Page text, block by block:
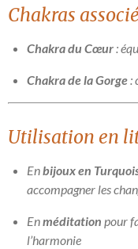
Chakras
Chakra du Cœur:
Chakra de la Gorge:
Utilisation en
Enbijoux en
accompagner les
Enméditation pour
l’harmonie